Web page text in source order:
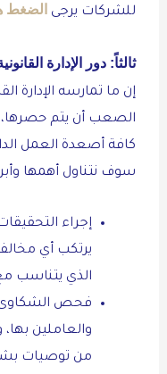
للشركات يرجى الضغط
ثالثاً: دور الإدارة
إن ما تمارسه الإدارة
الصعب أن يتم
كافة أصعدة العمل
سوف نتناول أهمها
إجراء
يرتكب أي
الذي يتناسب
فحص الشكاوى
والعاملين بها،
من توصيات